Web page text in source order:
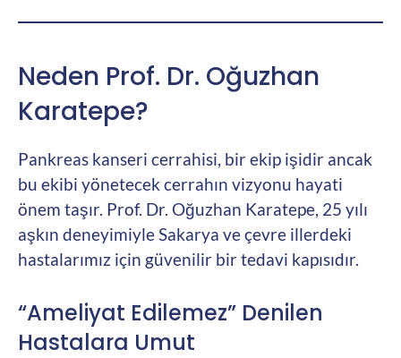
Neden Prof. Dr. Oğuzhan
Karatepe?
Pankreas kanseri cerrahisi, bir ekip işidir ancak
bu ekibi yönetecek cerrahın vizyonu hayati
önem taşır. Prof. Dr. Oğuzhan Karatepe, 25 yılı
aşkın deneyimiyle Sakarya ve çevre illerdeki
hastalarımız için güvenilir bir tedavi kapısıdır.
“Ameliyat Edilemez” Denilen
Hastalara Umut